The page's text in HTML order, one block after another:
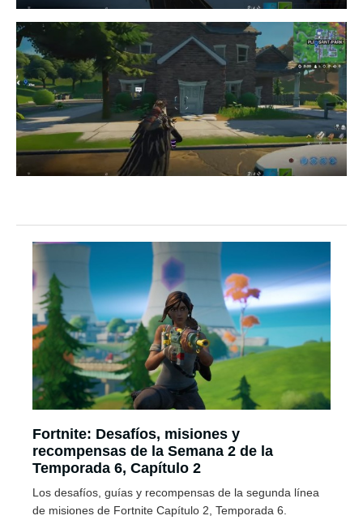
Fortnite: Desafíos, misiones y
recompensas de la Semana 2 de la
Temporada 6, Capítulo 2
Los desafíos, guías y recompensas de la segunda línea
de misiones de Fortnite Capítulo 2, Temporada 6.